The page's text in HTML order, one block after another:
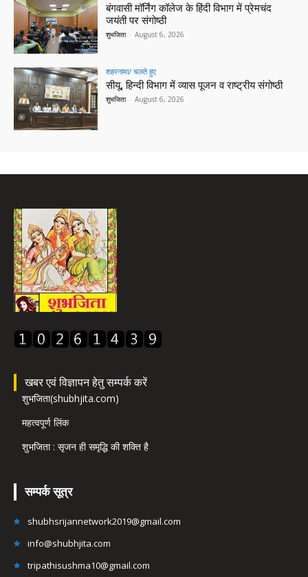
बंगवासी मॉर्निंग कॉलेज के हिंदी विभाग में प्रेमचंद
जयंती पर संगोष्ठी
शुभजिता - August 6, 2026
शहरनामा/ चलते हुए
सीयू, हिन्दी विभाग में व्यास पूजन व राष्ट्रीय संगोष्ठी
शुभजिता - August 6, 2026
खबर एवं विज्ञापन हेतु सम्पर्क करें
शुभजिता(shubhjita.com)
महत्वपूर्ण लिंक
शुभजिता : सृजन ही समृद्धि की शक्ति है
सम्पर्क सूत्र
shubhsrijannetwork2019@gmail.com
info@shubhjita.com
tripathisushma10@gmail.com